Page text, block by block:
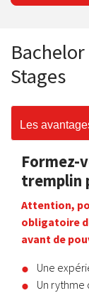
Stages
Les
Formez-
tremplin
Attention,
obligatoire
avant de
Une
Un